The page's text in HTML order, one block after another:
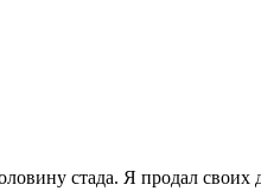
стада. Я продал своих